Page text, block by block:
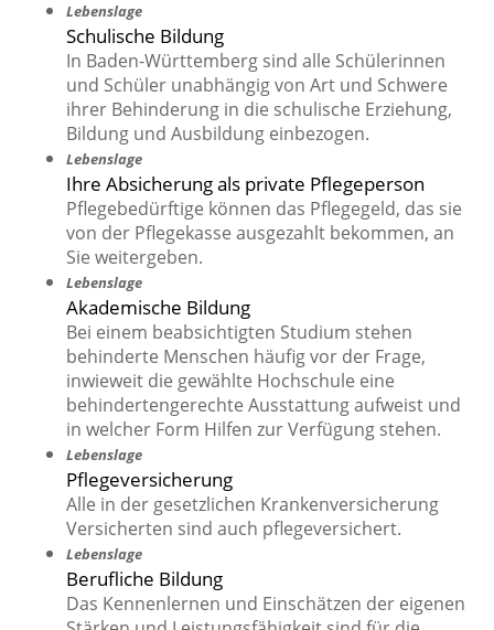
Lebenslage
Schulische Bildung
In Baden-Württemberg sind alle Schülerinnen
und Schüler unabhängig von Art und Schwere
ihrer Behinderung in die schulische Erziehung,
Bildung und Ausbildung einbezogen.
Lebenslage
Ihre Absicherung als private Pflegeperson
Pflegebedürftige können das Pflegegeld, das sie
von der Pflegekasse ausgezahlt bekommen, an
Sie weitergeben.
Lebenslage
Akademische Bildung
Bei einem beabsichtigten Studium stehen
behinderte Menschen häufig vor der Frage,
inwieweit die gewählte Hochschule eine
behindertengerechte Ausstattung aufweist und
in welcher Form Hilfen zur Verfügung stehen.
Lebenslage
Pflegeversicherung
Alle in der gesetzlichen Krankenversicherung
Versicherten sind auch pflegeversichert.
Lebenslage
Berufliche Bildung
Das Kennenlernen und Einschätzen der eigenen